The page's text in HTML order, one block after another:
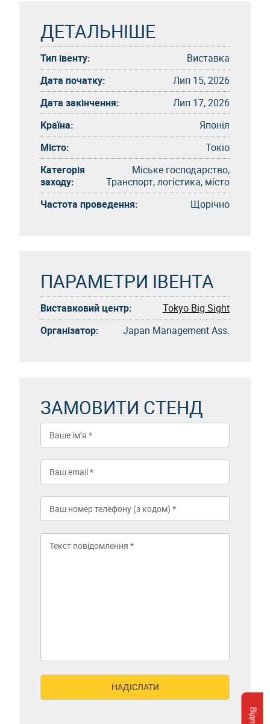
ДЕТАЛЬНІШЕ
Тип івенту:
Виставка
Дата початку:
Лип 15, 2026
Дата закінчення:
Лип 17, 2026
Країна:
Японія
Місто:
Токіо
Категорія
заходу:
Міське господарство,
Транспорт, логістика, місто
Частота проведення:
Щорічно
ПАРАМЕТРИ ІВЕНТА
Виставковий центр:
Tokyo Big Sight
Організатор:
Japan Management Ass.
ЗАМОВИТИ СТЕНД